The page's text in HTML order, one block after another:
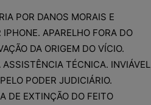
POR DANOS MORAIS E
APARELHO FORA DO
DA ORIGEM DO VÍCIO.
TÉCNICA. INVIÁVEL
PODER JUDICIÁRIO.
DE EXTINÇÃO DO FEITO